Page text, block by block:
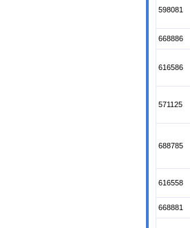
598081
668886
616586
571125
688785
616558
668881